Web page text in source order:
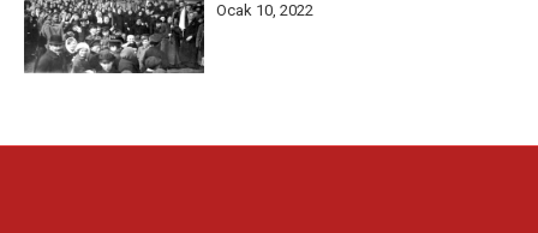
Ocak 10, 2022